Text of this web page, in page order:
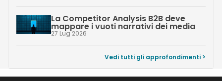
La Competitor Analysis B2B deve
mappare i vuoti narrativi dei media
27 Lug 2026
Vedi tutti gli approfondimenti >